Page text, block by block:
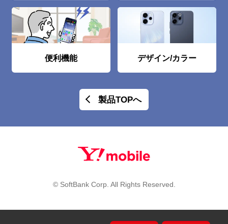
便利機能 デザイン/カラー
製品TOPへ
© SoftBank Corp. All Rights Reserved.